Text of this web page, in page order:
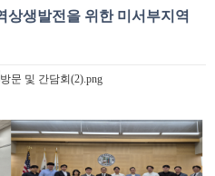
생발전을 위한 미서부지역
방문 및 간담회(2).png